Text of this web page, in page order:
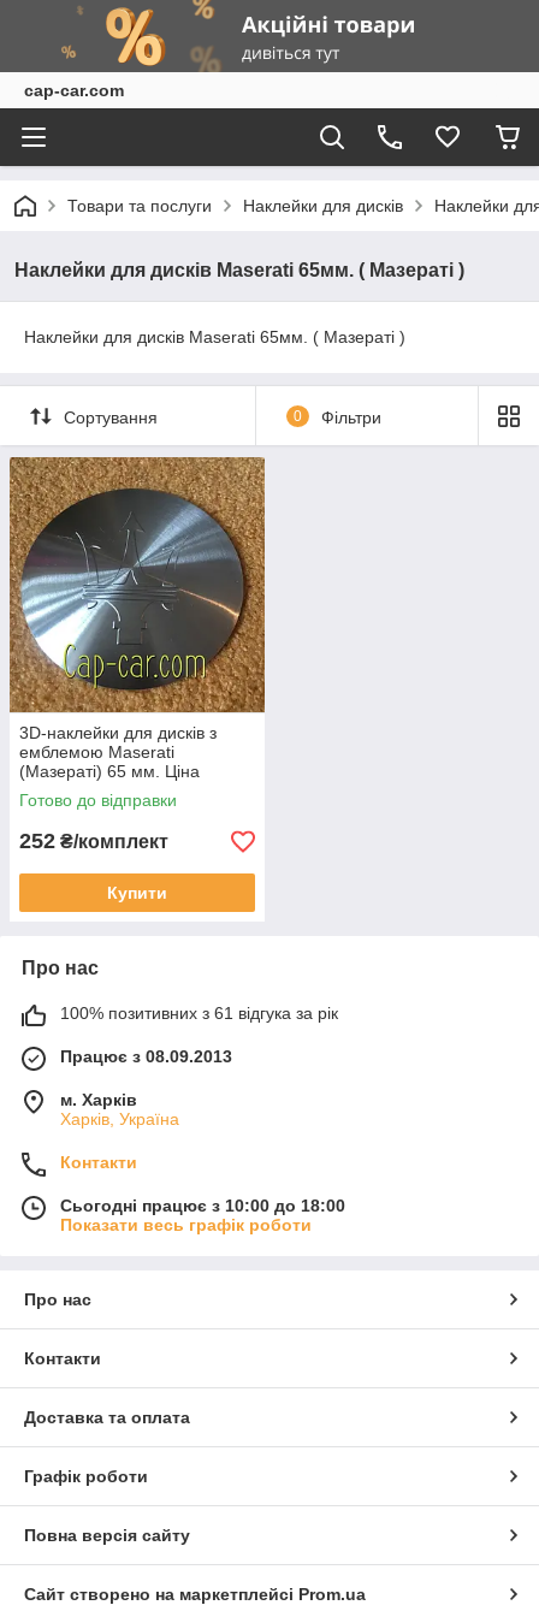
cap-car.com
Товари та послуги Наклейки для дисків Наклейки
Наклейки для дисків Maserati 65мм. ( Мазераті )
Наклейки для дисків Maserati 65мм. ( Мазераті )
Сортування 0 Фільтри
3D-наклейки для дисків з
емблемою Maserati
(Мазераті) 65 мм. Ціна
вказана за комплект
наклейок із 4 штук
Готово до відправки
252 ₴/комплект
Купити
Про нас
100% позитивних з 61 відгука за рік
Працює з 08.09.2013
м. Харків
Харків, Україна
Контакти
Сьогодні працює з 10:00 до 18:00
Показати весь графік роботи
Про нас
Контакти
Доставка та оплата
Графік роботи
Повна версія сайту
Сайт створено на маркетплейсі Prom.ua